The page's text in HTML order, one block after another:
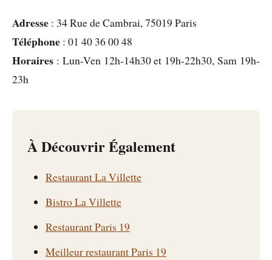
Adresse : 34 Rue de Cambrai, 75019 Paris
Téléphone : 01 40 36 00 48
Horaires : Lun-Ven 12h-14h30 et 19h-22h30, Sam 19h-
23h
À Découvrir Également
Restaurant La Villette
Bistro La Villette
Restaurant Paris 19
Meilleur restaurant Paris 19